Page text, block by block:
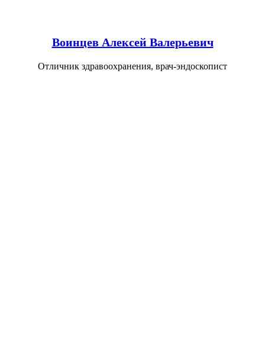
Воинцев Алексей Валерьевич
Отличник здравоохранения, врач-эндоскопист